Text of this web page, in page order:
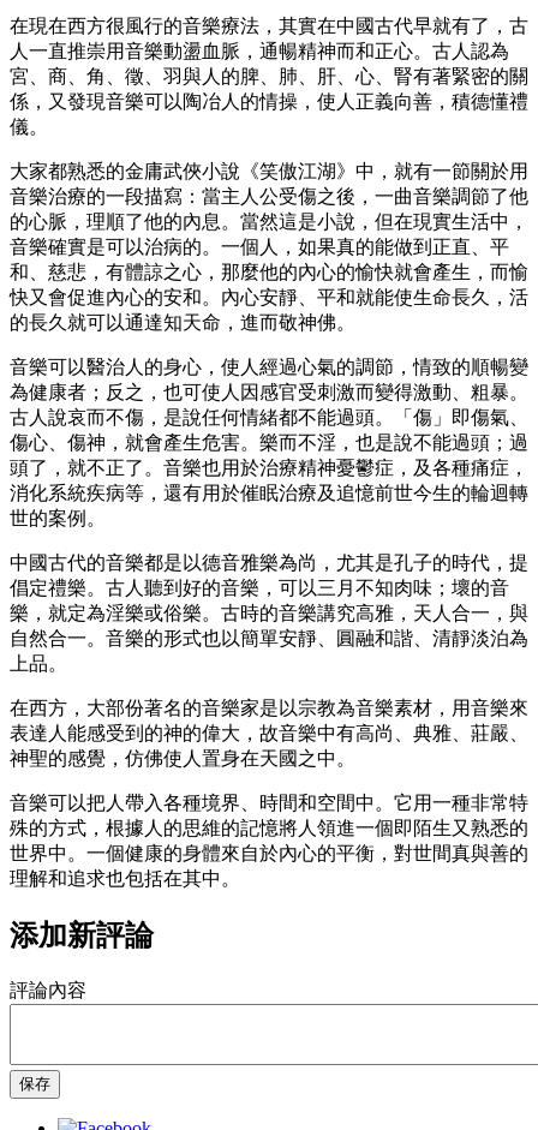
在現在西方很風行的音樂療法，其實在中國古代早就有了，古
人一直推崇用音樂動盪血脈，通暢精神而和正心。古人認為
宮、商、角、徵、羽與人的脾、肺、肝、心、腎有著緊密的關
係，又發現音樂可以陶冶人的情操，使人正義向善，積德懂禮
儀。
大家都熟悉的金庸武俠小說《笑傲江湖》中，就有一節關於用
音樂治療的一段描寫：當主人公受傷之後，一曲音樂調節了他
的心脈，理順了他的內息。當然這是小說，但在現實生活中，
音樂確實是可以治病的。一個人，如果真的能做到正直、平
和、慈悲，有體諒之心，那麼他的內心的愉快就會產生，而愉
快又會促進內心的安和。內心安靜、平和就能使生命長久，活
的長久就可以通達知天命，進而敬神佛。
音樂可以醫治人的身心，使人經過心氣的調節，情致的順暢變
為健康者；反之，也可使人因感官受刺激而變得激動、粗暴。
古人說哀而不傷，是說任何情緒都不能過頭。「傷」即傷氣、
傷心、傷神，就會產生危害。樂而不淫，也是說不能過頭；過
頭了，就不正了。音樂也用於治療精神憂鬱症，及各種痛症，
消化系統疾病等，還有用於催眠治療及追憶前世今生的輪迴轉
世的案例。
中國古代的音樂都是以德音雅樂為尚，尤其是孔子的時代，提
倡定禮樂。古人聽到好的音樂，可以三月不知肉味；壞的音
樂，就定為淫樂或俗樂。古時的音樂講究高雅，天人合一，與
自然合一。音樂的形式也以簡單安靜、圓融和諧、清靜淡泊為
上品。
在西方，大部份著名的音樂家是以宗教為音樂素材，用音樂來
表達人能感受到的神的偉大，故音樂中有高尚、典雅、莊嚴、
神聖的感覺，仿佛使人置身在天國之中。
音樂可以把人帶入各種境界、時間和空間中。它用一種非常特
殊的方式，根據人的思維的記憶將人領進一個即陌生又熟悉的
世界中。一個健康的身體來自於內心的平衡，對世間真與善的
理解和追求也包括在其中。
添加新評論
評論內容
保存